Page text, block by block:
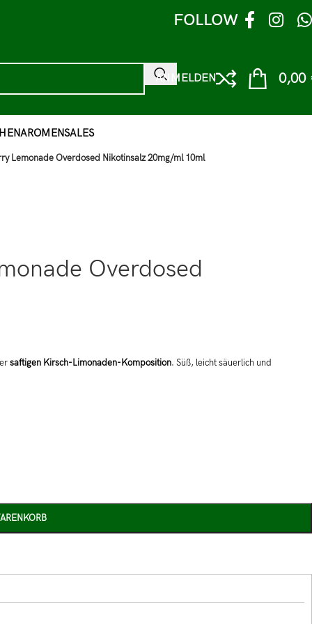
FOLLOW
ANMELDEN 0,00
AROMENSALES
Lemonade Overdosed Nikotinsalz 20mg/ml 10ml
Overdosed
saftigen Kirsch-Limonaden-Komposition. Süß, leicht säuerlich und